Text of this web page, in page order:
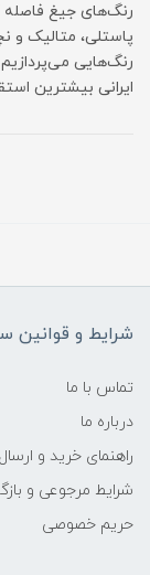
رنگ‌های جیغ فاصله
پاستلی، متالیک و
رنگ‌هایی
ایرانی بیشترین
شرایط و قوانین
تماس با ما
درباره ما
راهنمای خرید و ارسال
شرایط مرجوعی و
حریم خصوصی